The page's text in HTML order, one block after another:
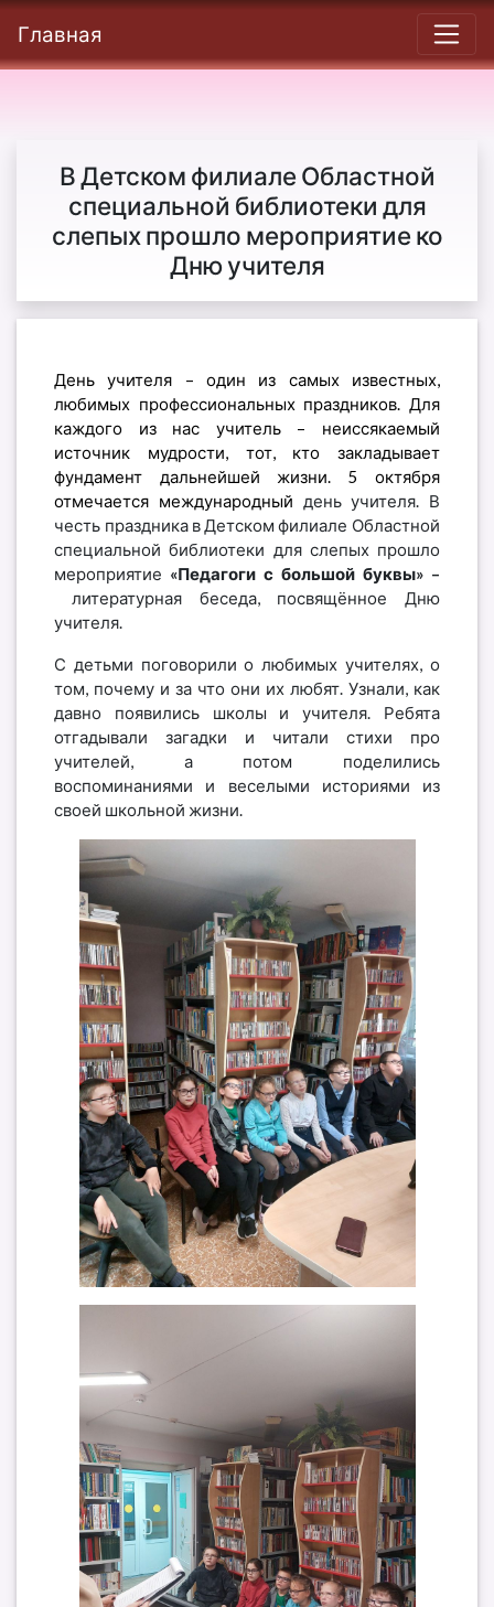
Главная
В Детском филиале Областной
специальной библиотеки для
слепых прошло мероприятие ко
Дню учителя
День учителя – один из самых известных,
любимых профессиональных праздников. Для
каждого из нас учитель – неиссякаемый
источник мудрости, тот, кто закладывает
фундамент дальнейшей жизни. 5 октября
отмечается международный день учителя. В
честь праздника в Детском филиале Областной
специальной библиотеки для слепых прошло
мероприятие «Педагоги с большой буквы» –
литературная
беседа, посвящённое Дню
учителя.
С детьми поговорили о любимых учителях, о
том, почему и за что они их любят. Узнали, как
давно появились школы и учителя. Ребята
отгадывали загадки и читали стихи про
учителей, а потом поделились
воспоминаниями и веселыми историями из
своей школьной жизни.